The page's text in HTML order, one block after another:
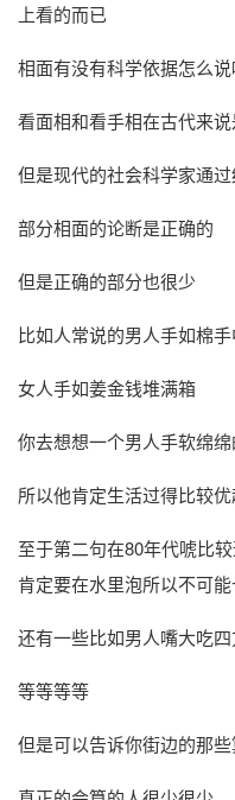
上看的而已
相面有没有科学依据怎么说
看面相和看手相在古代来
但是现代的社会科学家通
部分相面的论断是正确的
但是正确的部分也很少
比如人常说的男人手如棉
女人手如姜金钱堆满箱
你去想想一个男人手软绵
所以他肯定生活过得比较
至于第二句在80年代唬比
肯定要在水里泡所以不可
还有一些比如男人嘴大吃
等等等等
但是可以告诉你街边的那